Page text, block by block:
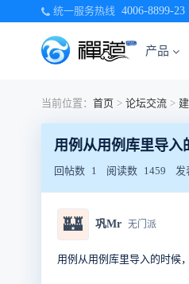
统一服务热线 4006-8899-23
产品
当前位置： 首页 > 论坛交流 >
用例从用例库里导入
回帖数 1 阅读数 1459 发
🏰 巩Mr 无门派
用例从用例库里导入的时候